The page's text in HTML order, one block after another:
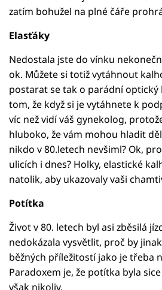
zatím bohužel na plné čáře
Elasťáky
Nedostala jste do vínku
ok. Můžete si totiž vytáhnout
postarat se tak o parádní optický
tom, že když si je vytáhnete k
víc než vidí váš gynekolog,
hluboko, že vám mohou hladit
nikdo v 80.letech nevšiml? Ok,
ulicích i dnes? Holky, elastické
natolik, aby ukazovaly vaši
Potítka
Život v 80. letech byl asi zběsilá
nedokázala vysvětlit, proč by
běžných příležitostí jako je třeba
Paradoxem je, že potítka byla
však nikoliv.